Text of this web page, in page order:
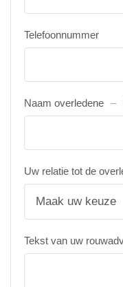
Telefoonnummer
Naam overledene
Uw relatie tot de
Tekst van uw